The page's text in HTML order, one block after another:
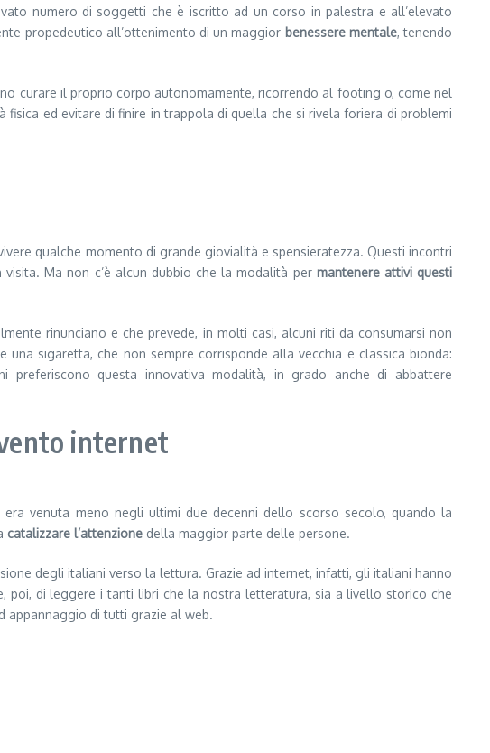
numero di soggetti che è iscritto ad un corso in palestra e all’elevato
propedeutico all’ottenimento di un maggior benessere mentale, tenendo
curare il proprio corpo autonomamente, ricorrendo al footing o, come nel
ed evitare di finire in trappola di quella che si rivela foriera di problemi
qualche momento di grande giovialità e spensieratezza. Questi incontri
Ma non c’è alcun dubbio che la modalità per mantenere attivi questi
rinunciano e che prevede, in molti casi, alcuni riti da consumarsi non
sigaretta, che non sempre corrisponde alla vecchia e classica bionda:
preferiscono questa innovativa modalità, in grado anche di abbattere
internet
venuta meno negli ultimi due decenni dello scorso secolo, quando la
catalizzare l’attenzione della maggior parte delle persone.
degli italiani verso la lettura. Grazie ad internet, infatti, gli italiani hanno
di leggere i tanti libri che la nostra letteratura, sia a livello storico che
appannaggio di tutti grazie al web.